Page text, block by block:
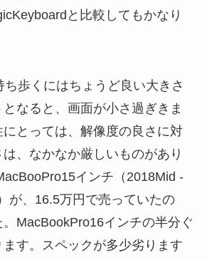
と比較してもかなり
歩くにはちょうど良い大きさ
なると、画面が小さ過ぎきま
とっては、解像度の良さに対
、なかなか厳しいものがあり
インチ（2018Mid -
が、16.5万円で売っていたの
MacBookPro16インチの半分ぐ
す。スペックが多少劣ります